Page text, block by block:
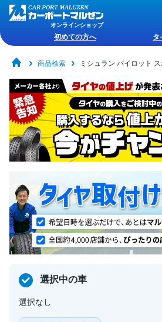
オンラインショップ
初めての方へ タ
商品検索 ミシュラン パイロット
選択中の車
選択なし